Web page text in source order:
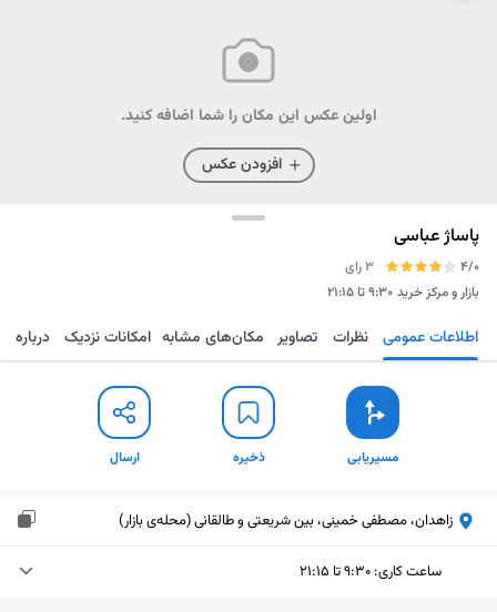
اولین عکس این مکان را شما اضافه کنید.
افزودن عکس
پاساژ عباسی
4/0
3 رای
بازار و مرکز خرید ۹:۳۰ تا ۲۱:۱۵
مسیریابی ذخیره ارسال اطلاعات عمومی نظرات تصاویر مکان‌های مشابه امکانات نزدیک درباره
مسیریابی ذخیره ارسال
زاهدان، مصطفی خمینی، بین شریعتی و طالقانی (محله‌ی بازار)
ساعت کاری: ۹:۳۰ تا ۲۱:۱۵